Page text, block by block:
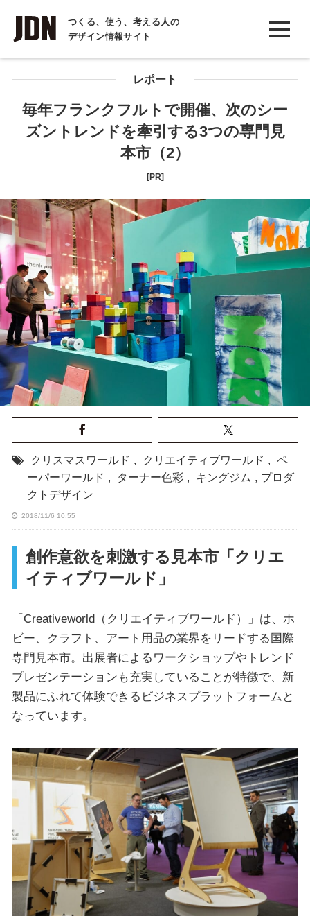
つくる、使う、考える人の
デザイン情報サイト
INTERVIEW
インタビュー
REPORT
COLUMN
レポート
毎年フランクフルトで開催、次のシー
ズントレンドを牽引する3つの専門見
本市（2）
[PR]
クリスマスワールド , クリエイティブワールド , ペ
ーパーワールド , ターナー色彩 , キングジム , プロダ
クトデザイン
2018/11/6 10:55
創作意欲を刺激する見本市「クリエ
イティブワールド」
「Creativeworld（クリエイティブワールド）」は、ホ
ビー、クラフト、アート用品の業界をリードする国際
専門見本市。出展者によるワークショップやトレンド
プレゼンテーションも充実していることが特徴で、新
製品にふれて体験できるビジネスプラットフォームと
なっています。